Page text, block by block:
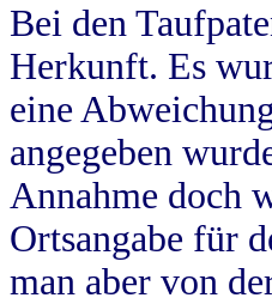
Bei den
Herkunft. Es
eine
angegeben
Annahme doch
Ortsangabe für
man aber von